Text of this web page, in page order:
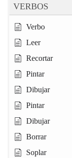
VERBOS
Verbo
Leer
Recortar
Pintar
Dibujar
Pintar
Dibujar
Borrar
Soplar